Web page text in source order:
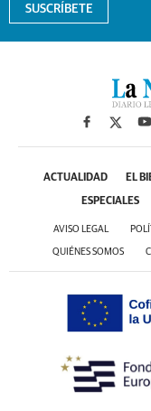
SUSCRÍBETE
ACTUALIDAD EL
ESPECIALES
AVISO LEGAL
QUIÉNES SOMOS